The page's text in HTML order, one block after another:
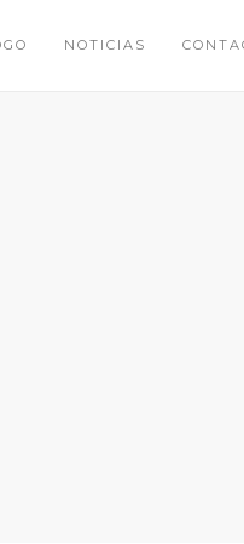
NOTICIAS